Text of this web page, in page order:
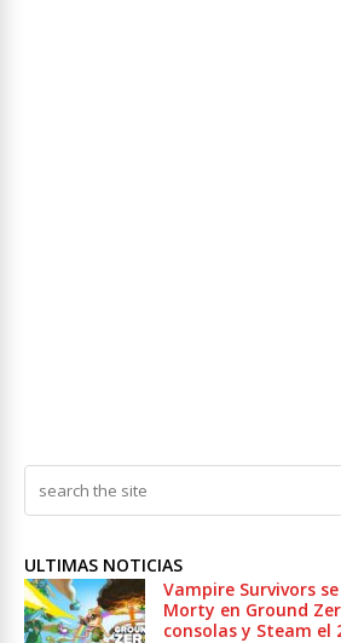
ULTIMAS NOTICIAS
Vampire Survivors
Morty en Ground
consolas y Steam el